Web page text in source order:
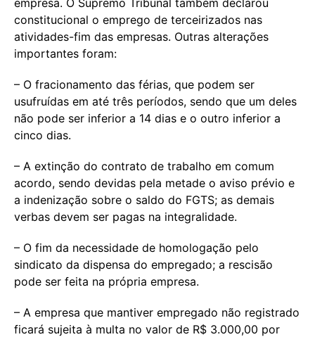
constitucional o emprego de terceirizados nas
atividades-fim das empresas. Outras alterações
importantes foram:
– O fracionamento das férias, que podem ser
usufruídas em até três períodos, sendo que um deles
não pode ser inferior a 14 dias e o outro inferior a
cinco dias.
– A extinção do contrato de trabalho em comum
acordo, sendo devidas pela metade o aviso prévio e
a indenização sobre o saldo do FGTS; as demais
verbas devem ser pagas na integralidade.
– O fim da necessidade de homologação pelo
sindicato da dispensa do empregado; a rescisão
pode ser feita na própria empresa.
– A empresa que mantiver empregado não registrado
ficará sujeita à multa no valor de R$ 3.000,00 por